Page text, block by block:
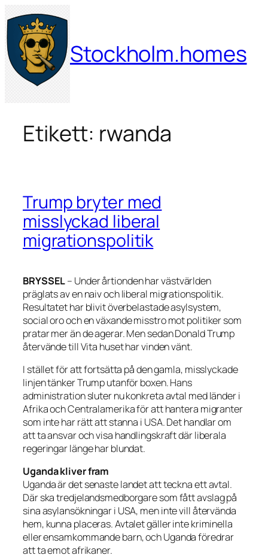
Hoppa
till
innehåll
Stockholm.homes
Etikett: rwanda
Trump bryter med
misslyckad liberal
migrationspolitik
BRYSSEL– Under årtionden har västvärlden
präglats av en naiv och liberal migrationspolitik.
Resultatet har blivit överbelastade asylsystem,
social oro och en växande misstro mot politiker som
pratar mer än de agerar. Men sedan Donald Trump
återvände till Vita huset har vinden vänt.
I stället för att fortsätta på den gamla, misslyckade
linjen tänker Trump utanför boxen. Hans
administration sluter nu konkreta avtal med länder i
Afrika och Centralamerika för att hantera migranter
som inte har rätt att stanna i USA. Det handlar om
att ta ansvar och visa handlingskraft där liberala
regeringar länge har blundat.
Uganda kliver fram
Uganda är det senaste landet att teckna ett avtal.
Där ska tredjelandsmedborgare som fått avslag på
sina asylansökningar i USA, men inte vill återvända
hem, kunna placeras. Avtalet gäller inte kriminella
eller ensamkommande barn, och Uganda föredrar
att ta emot afrikaner.